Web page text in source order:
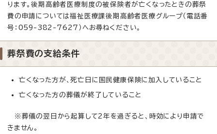
ります。後期高齢者医療制度の被保険者が亡くなったときの葬祭
費の申請については福祉医療課後期高齢者医療グループ（電話番
号：059-382-7627）へお尋ねください。
葬祭費の支給条件
亡くなった方が、死亡日に国民健康保険に加入していること
亡くなった方の葬儀が終了していること
※葬儀の翌日から起算して2年を過ぎると、時効により申請で
きません。